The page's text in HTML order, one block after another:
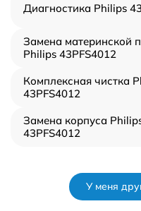
Диагностика Philips
Замена материнской
Philips 43PFS4012
Комплексная чистка
43PFS4012
Замена корпуса
43PFS4012
У меня